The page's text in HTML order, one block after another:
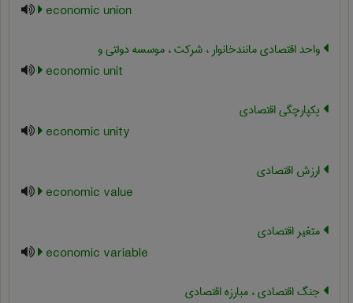
economic union
واحد اقتصادی مانندخانوار ، شرکت ، موسسه دولتی و
economic unit
یکپارچگی اقتصادی
economic unity
ارزش اقتصادی
economic value
متغیر اقتصادی
economic variable
جنگ اقتصادی ، مبارزه اقتصادی